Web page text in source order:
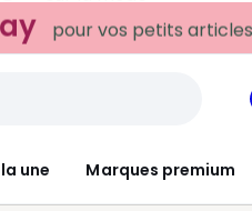
pour vos petits articles
une Marques premium